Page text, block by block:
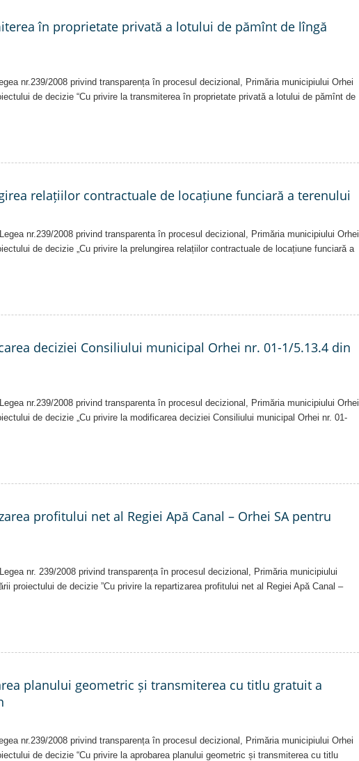
în proprietate privată a lotului de pămînt de lîngă
nr.239/2008 privind transparența în procesul decizional, Primăria municipiului Orhei
de decizie “Cu privire la transmiterea în proprietate privată a lotului de pămînt de
relațiilor contractuale de locațiune funciară a terenului
nr.239/2008 privind transparenta în procesul decizional, Primăria municipiului Orhei
de decizie „Cu privire la prelungirea relațiilor contractuale de locațiune funciară a
deciziei Consiliului municipal Orhei nr. 01-1/5.13.4 din
nr.239/2008 privind transparenta în procesul decizional, Primăria municipiului Orhei
de decizie „Cu privire la modificarea deciziei Consiliului municipal Orhei nr. 01-
profitului net al Regiei Apă Canal – Orhei SA pentru
nr. 239/2008 privind transparența în procesul decizional, Primăria municipiului
proiectului de decizie ”Cu privire la repartizarea profitului net al Regiei Apă Canal –
planului geometric și transmiterea cu titlu gratuit a
nr.239/2008 privind transparența în procesul decizional, Primăria municipiului Orhei
de decizie “Cu privire la aprobarea planului geometric și transmiterea cu titlu